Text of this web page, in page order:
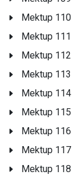
Mektup 110
Mektup 111
Mektup 112
Mektup 113
Mektup 114
Mektup 115
Mektup 116
Mektup 117
Mektup 118